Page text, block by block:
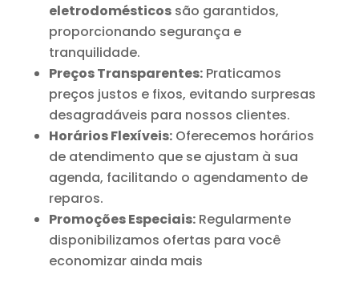
eletrodomésticossão garantidos,
proporcionando segurança e
tranquilidade.
Preços Transparentes:Praticamos
preços justos e fixos, evitando surpresas
desagradáveis para nossos clientes.
Horários Flexíveis:Oferecemos horários
de atendimento que se ajustam à sua
agenda, facilitando o agendamento de
reparos.
Promoções Especiais:Regularmente
disponibilizamos ofertas para você
economizar ainda mais